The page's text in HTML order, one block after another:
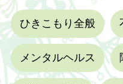
ひきこもり全般
メンタルヘルス